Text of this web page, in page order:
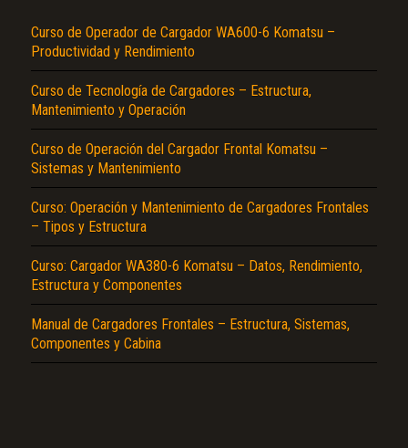
Curso de Operador de Cargador WA600-6 Komatsu –
Productividad y Rendimiento
Curso de Tecnología de Cargadores – Estructura,
Mantenimiento y Operación
Curso de Operación del Cargador Frontal Komatsu –
Sistemas y Mantenimiento
Curso: Operación y Mantenimiento de Cargadores Frontales
– Tipos y Estructura
Curso: Cargador WA380-6 Komatsu – Datos, Rendimiento,
Estructura y Componentes
Manual de Cargadores Frontales – Estructura, Sistemas,
Componentes y Cabina
El Título es incorrecto según el contenido.
Texto o Imagen de portada son erróneos.
Reportar otro tipo de error...